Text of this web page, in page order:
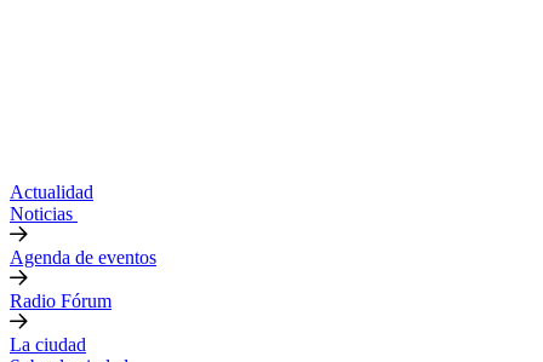
Actualidad
Noticias
Agenda de eventos
Radio Fórum
La ciudad